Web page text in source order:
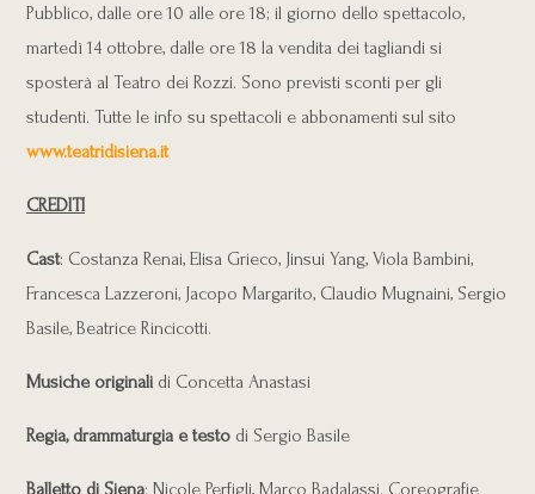
Pubblico, dalle ore 10 alle ore 18; il giorno dello spettacolo,
martedì 14 ottobre, dalle ore 18 la vendita dei tagliandi si
sposterà al Teatro dei Rozzi. Sono previsti sconti per gli
studenti. Tutte le info su spettacoli e abbonamenti sul sito
www.teatridisiena.it
CREDITI
Cast: Costanza Renai, Elisa Grieco, Jinsui Yang, Viola Bambini,
Francesca Lazzeroni, Jacopo Margarito, Claudio Mugnaini, Sergio
Basile, Beatrice Rincicotti.
Musiche originali di Concetta Anastasi
Regia, drammaturgia e testo di Sergio Basile
Balletto di Siena: Nicole Perfigli, Marco Badalassi. Coreografie